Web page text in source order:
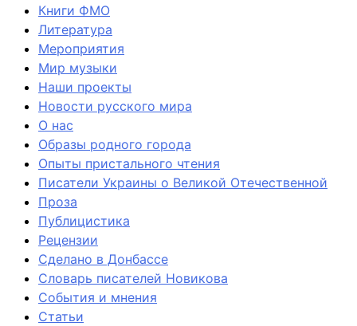
Книги ФМО
Литература
Мероприятия
Мир музыки
Наши проекты
Новости русского мира
О нас
Образы родного города
Опыты пристального чтения
Писатели Украины о Великой Отечественной
Проза
Публицистика
Рецензии
Сделано в Донбассе
Словарь писателей Новикова
События и мнения
Статьи